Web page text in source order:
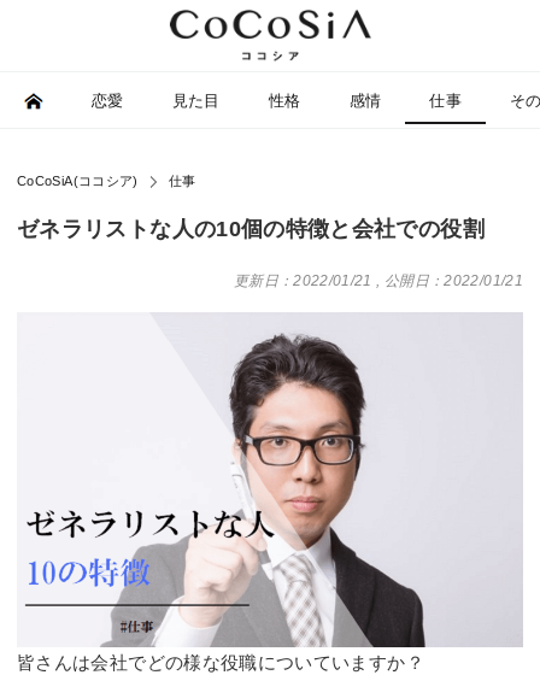
恋愛 見た目 性格 感情 仕事 そ
CoCoSiA(ココシア) 仕事
ゼネラリストな人の10個の特徴と会社での役割
更新日：2022/01/21 , 公開日：2022/01/21
皆さんは会社でどの様な役職についていますか？